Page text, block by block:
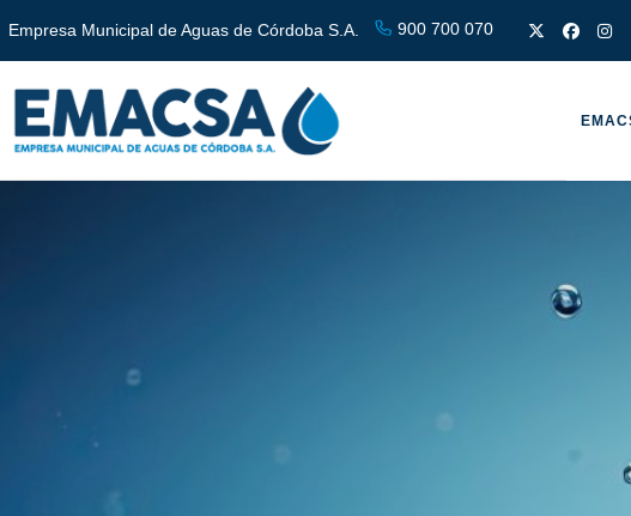
Empresa Municipal de Aguas de Córdoba S.A. 900 700 070